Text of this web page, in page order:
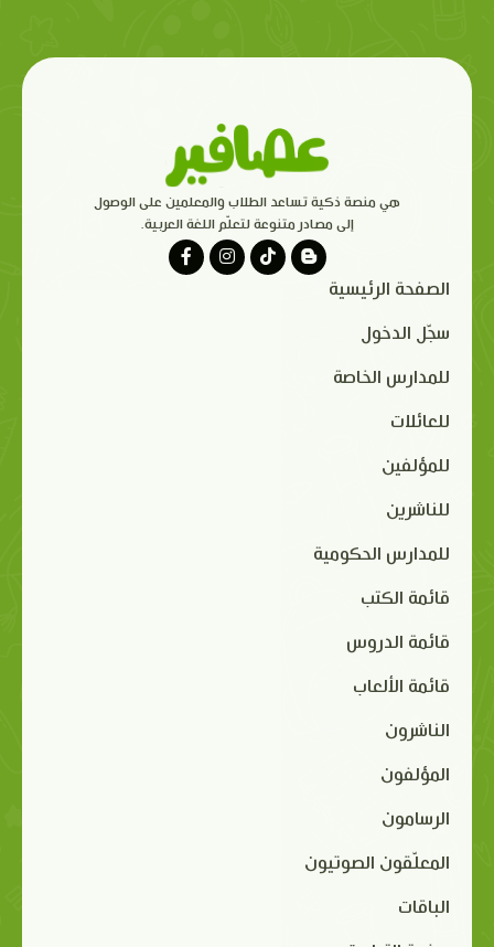
هي منصة ذكية تساعد الطلاب والمعلمين على الوصول
إلى مصادر متنوعة لتعلّم اللغة العربية.
الصفحة الرئيسية
سجّل الدخول
للمدارس الخاصة
للعائلات
للمؤلفين
للناشرين
للمدارس الحكومية
قائمة الكتب
قائمة الدروس
قائمة الألعاب
الناشرون
المؤلفون
الرسامون
المعلّقون الصوتيون
الباقات